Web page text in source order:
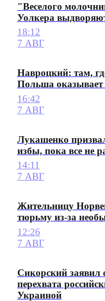
"Веселого
Уолкера
18:12
7 АВГ
Навроцкий: там,
Польша
16:42
7 АВГ
Лукашенко
избы, пока все не
14:11
7 АВГ
Жительницу
тюрьму из-за
12:26
7 АВГ
Сикорский заявил
перехвата
Украиной